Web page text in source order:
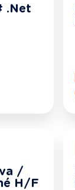
.Net
/
H/F